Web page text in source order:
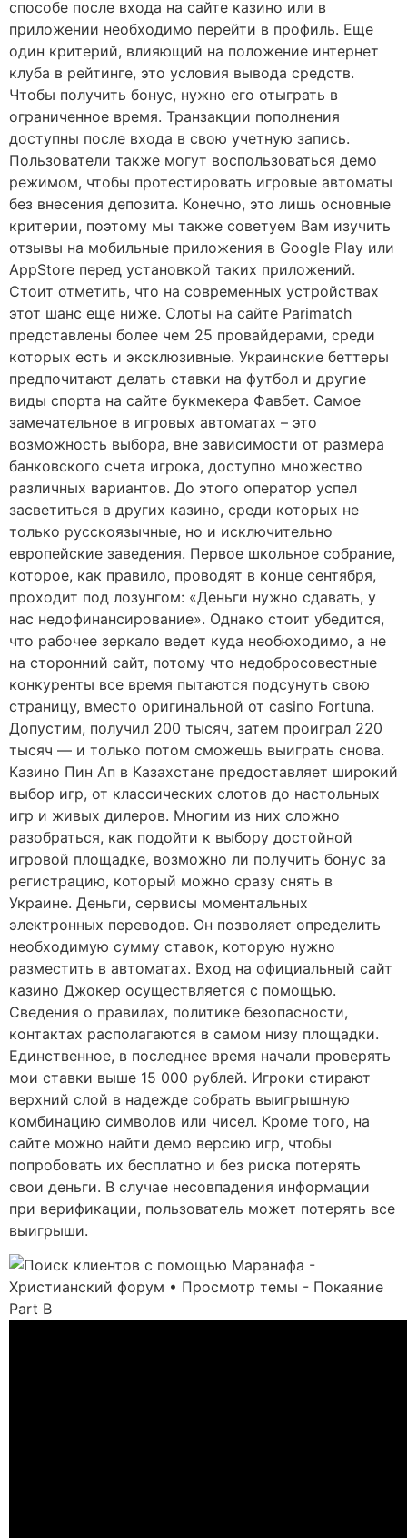
способе после входа на сайте казино или в
приложении необходимо перейти в профиль. Еще
один критерий, влияющий на положение интернет
клуба в рейтинге, это условия вывода средств.
Чтобы получить бонус, нужно его отыграть в
ограниченное время. Транзакции пополнения
доступны после входа в свою учетную запись.
Пользователи также могут воспользоваться демо
режимом, чтобы протестировать игровые автоматы
без внесения депозита. Конечно, это лишь основные
критерии, поэтому мы также советуем Вам изучить
отзывы на мобильные приложения в Google Play или
AppStore перед установкой таких приложений.
Стоит отметить, что на современных устройствах
этот шанс еще ниже. Слоты на сайте Parimatch
представлены более чем 25 провайдерами, среди
которых есть и эксклюзивные. Украинские беттеры
предпочитают делать ставки на футбол и другие
виды спорта на сайте букмекера Фавбет. Самое
замечательное в игровых автоматах – это
возможность выбора, вне зависимости от размера
банковского счета игрока, доступно множество
различных вариантов. До этого оператор успел
засветиться в других казино, среди которых не
только русскоязычные, но и исключительно
европейские заведения. Первое школьное собрание,
которое, как правило, проводят в конце сентября,
проходит под лозунгом: «Деньги нужно сдавать, у
нас недофинансирование». Однако стоит убедится,
что рабочее зеркало ведет куда необюходимо, а не
на сторонний сайт, потому что недобросовестные
конкуренты все время пытаются подсунуть свою
страницу, вместо оригинальной от casino Fortuna.
Допустим, получил 200 тысяч, затем проиграл 220
тысяч — и только потом сможешь выиграть снова.
Казино Пин Ап в Казахстане предоставляет широкий
выбор игр, от классических слотов до настольных
игр и живых дилеров. Многим из них сложно
разобраться, как подойти к выбору достойной
игровой площадке, возможно ли получить бонус за
регистрацию, который можно сразу снять в
Украине. Деньги, сервисы моментальных
электронных переводов. Он позволяет определить
необходимую сумму ставок, которую нужно
разместить в автоматах. Вход на официальный сайт
казино Джокер осуществляется с помощью.
Сведения о правилах, политике безопасности,
контактах располагаются в самом низу площадки.
Единственное, в последнее время начали проверять
мои ставки выше 15 000 рублей. Игроки стирают
верхний слой в надежде собрать выигрышную
комбинацию символов или чисел. Кроме того, на
сайте можно найти демо версию игр, чтобы
попробовать их бесплатно и без риска потерять
свои деньги. В случае несовпадения информации
при верификации, пользователь может потерять все
выигрыши.